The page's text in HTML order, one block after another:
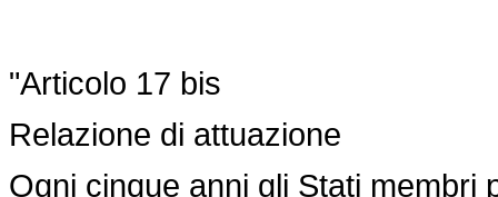
"Articolo 17 bis
Relazione di attuazione
Ogni cinque anni gli Stati membri